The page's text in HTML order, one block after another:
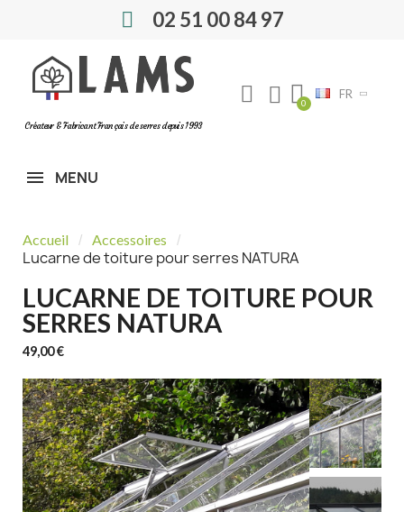
02 51 00 84 97
Créateur & Fabricant Français de serres depuis 1993
FR
MENU
Accueil Accessoires
Lucarne de toiture pour serres NATURA
LUCARNE DE TOITURE POUR
SERRES NATURA
49,00 €